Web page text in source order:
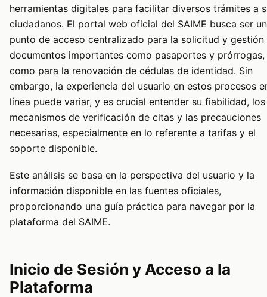
herramientas digitales para facilitar diversos trámites a
ciudadanos. El portal web oficial del SAIME busca ser un
punto de acceso centralizado para la solicitud y gestión
documentos importantes como pasaportes y prórrogas,
como para la renovación de cédulas de identidad. Sin
embargo, la experiencia del usuario en estos procesos
línea puede variar, y es crucial entender su fiabilidad, los
mecanismos de verificación de citas y las precauciones
necesarias, especialmente en lo referente a tarifas y el
soporte disponible.
Este análisis se basa en la perspectiva del usuario y la
información disponible en las fuentes oficiales,
proporcionando una guía práctica para navegar por la
plataforma del SAIME.
Inicio de Sesión y Acceso a la
Plataforma